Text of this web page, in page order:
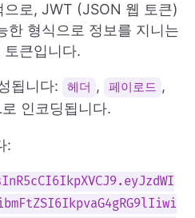
로, JWT (JSON 웹 토큰)
한 형식으로 정보를 지니는
토큰입니다.
됩니다: 헤더 , 페이로드 ,
인코딩됩니다.
: